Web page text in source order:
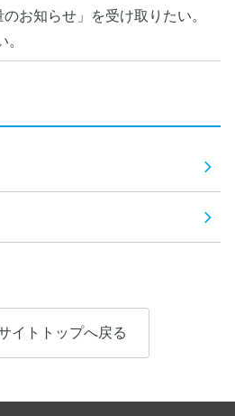
のお知らせ」を受け取りたい。
イトトップへ戻る